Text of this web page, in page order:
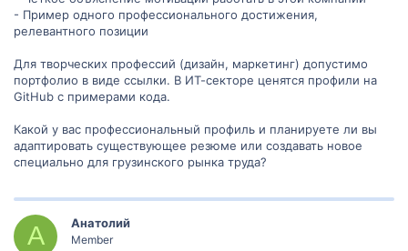
или агентствами, чтобы получить конкретные рекомендации и
инсайты.
резюме и сопроводительное письмо для трудоустройства в
Грузии. Желаю вам успехов в вашем поиске работы! Если у вас
есть еще вопросы или требуется дополнительная помощь, не
- Пример одного профессионального достижения,
релевантного позиции
Для творческих профессий (дизайн, маркетинг) допустимо
портфолио в виде ссылки. В ИТ-секторе ценятся профили на
GitHub с примерами кода.
Какой у вас профессиональный профиль и планируете ли вы
адаптировать существующее резюме или создавать новое
специально для грузинского рынка труда?
А Анатолий
Member